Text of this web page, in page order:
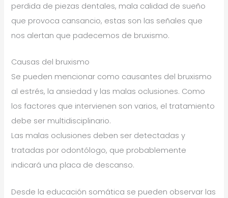
perdida de piezas dentales, mala calidad de sueño
que provoca cansancio, estas son las señales que
nos alertan que padecemos de bruxismo.
Causas del bruxismo
Se pueden mencionar como causantes del bruxismo
al estrés, la ansiedad y las malas oclusiones. Como
los factores que intervienen son varios, el tratamiento
debe ser multidisciplinario.
Las malas oclusiones deben ser detectadas y
tratadas por odontólogo, que probablemente
indicará una placa de descanso.
Desde la educación somática se pueden observar las